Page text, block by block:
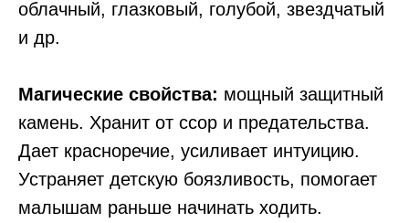
облачный, глазковый, голубой, звездчатый
и др.
Магические свойства: мощный защитный
камень. Хранит от ссор и предательства.
Дает красноречие, усиливает интуицию.
Устраняет детскую боязливость, помогает
малышам раньше начинать ходить.